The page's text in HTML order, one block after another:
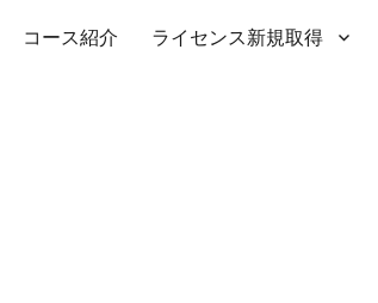
コース紹介 ライセンス新規取得